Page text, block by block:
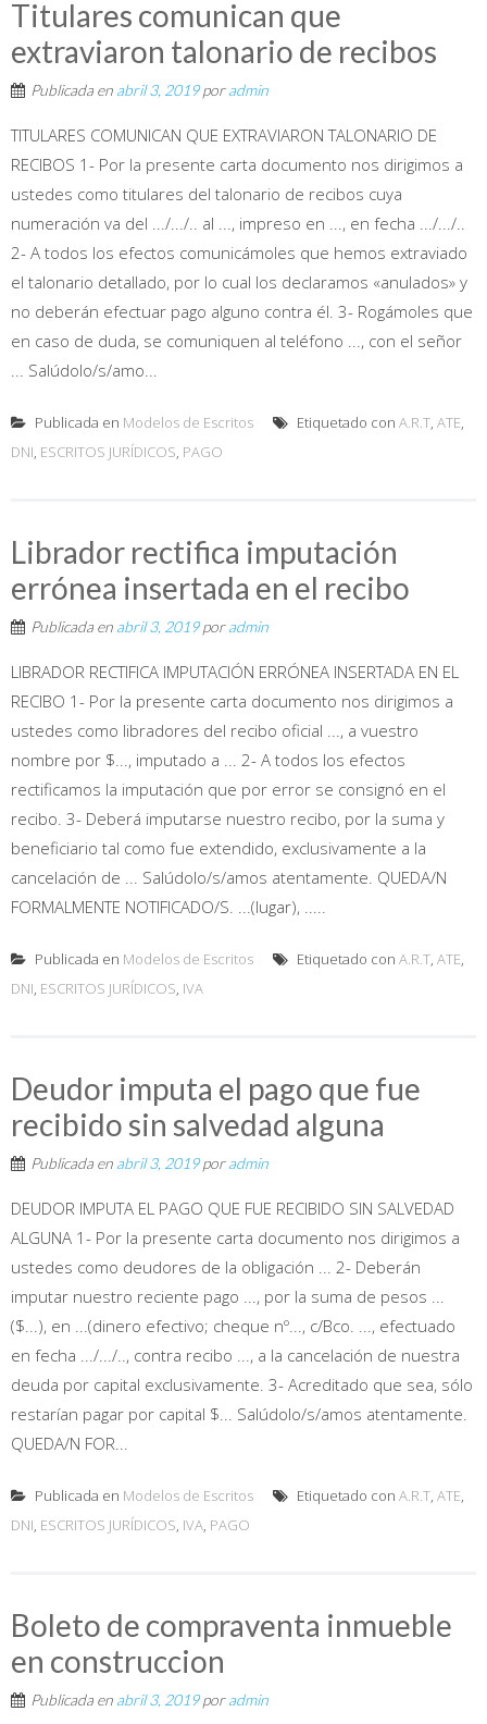
Titulares comunican que
extraviaron talonario de recibos
Publicada en abril 3, 2019poradmin
TITULARES COMUNICAN QUE EXTRAVIARON TALONARIO DE
RECIBOS 1- Por la presente carta documento nos dirigimos a
ustedes como titulares del talonario de recibos cuya
numeración va del .../.../.. al ..., impreso en ..., en fecha .../.../..
2- A todos los efectos comunicámoles que hemos extraviado
el talonario detallado, por lo cual los declaramos «anulados» y
no deberán efectuar pago alguno contra él. 3- Rogámoles que
en caso de duda, se comuniquen al teléfono ..., con el señor
... Salúdolo/s/amo...
Publicada en Modelos de Escritos Etiquetado con A.R.T, ATE,
DNI, ESCRITOS JURÍDICOS, PAGO
Librador rectifica imputación
errónea insertada en el recibo
Publicada en abril 3, 2019poradmin
LIBRADOR RECTIFICA IMPUTACIÓN ERRÓNEA INSERTADA EN EL
RECIBO 1- Por la presente carta documento nos dirigimos a
ustedes como libradores del recibo oficial ..., a vuestro
nombre por $..., imputado a ... 2- A todos los efectos
rectificamos la imputación que por error se consignó en el
recibo. 3- Deberá imputarse nuestro recibo, por la suma y
beneficiario tal como fue extendido, exclusivamente a la
cancelación de ... Salúdolo/s/amos atentamente. QUEDA/N
FORMALMENTE NOTIFICADO/S. ...(lugar), .....
Publicada en Modelos de Escritos Etiquetado con A.R.T, ATE,
DNI, ESCRITOS JURÍDICOS, IVA
Deudor imputa el pago que fue
recibido sin salvedad alguna
Publicada en abril 3, 2019poradmin
DEUDOR IMPUTA EL PAGO QUE FUE RECIBIDO SIN SALVEDAD
ALGUNA 1- Por la presente carta documento nos dirigimos a
ustedes como deudores de la obligación ... 2- Deberán
imputar nuestro reciente pago ..., por la suma de pesos ...
($...), en ...(dinero efectivo; cheque nº..., c/Bco. ..., efectuado
en fecha .../.../.., contra recibo ..., a la cancelación de nuestra
deuda por capital exclusivamente. 3- Acreditado que sea, sólo
restarían pagar por capital $... Salúdolo/s/amos atentamente.
QUEDA/N FOR...
Publicada en Modelos de Escritos Etiquetado con A.R.T, ATE,
DNI, ESCRITOS JURÍDICOS, IVA, PAGO
Boleto de compraventa inmueble
en construccion
Publicada en abril 3, 2019poradmin